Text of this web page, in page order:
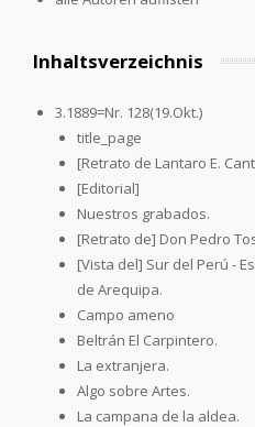
Inhaltsverzeichnis
3.1889=Nr. 128(19.Okt.)
title_page
[Retrato de Lantaro E.
[Editorial]
Nuestros grabados.
[Retrato de] Don Pedro
[Vista del] Sur del Perú -
de Arequipa.
Campo ameno
Beltrán El Carpintero.
La extranjera.
Algo sobre Artes.
La campana de la aldea.